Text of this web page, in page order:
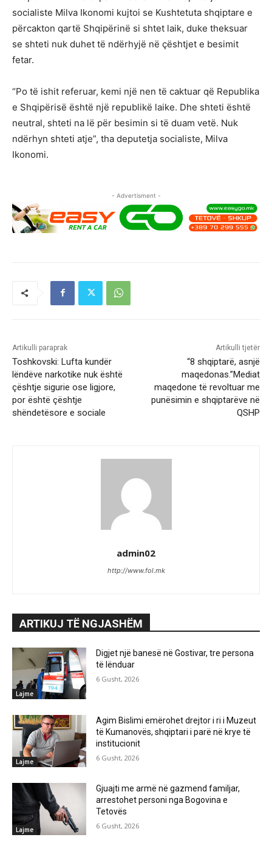
socialiste Milva Ikonomi kujtoi se Kushtetuta shqiptare e
përcakton qartë Shqipërinë si shtet laik, duke theksuar
se shteti nuk duhet të ndërhyjë në çështjet e besimit
fetar.
“Po të ishit referuar, kemi një nen të caktuar që Republika
e Shqipërisë është një republikë laike. Dhe shteti është
neutral, shteti na lë për besimin si të duam vetë. Nuk
ndërhyn shteti atje”, tha deputetja socialiste, Milva
Ikonomi.
- Advertisment -
Artikulli paraprak
Toshkovski: Lufta kundër
lëndëve narkotike nuk është
çështje sigurie ose ligjore,
por është çështje
shëndetësore e sociale
Artikulli tjetër
“8 shqiptarë, asnjë
maqedonas.”Mediat
maqedone të revoltuar me
punësimin e shqiptarëve në
QSHP
admin02
http://www.fol.mk
ARTIKUJ TË NGJASHËM
Lajme
Digjet një banesë në Gostivar, tre persona
të lënduar
6 Gusht, 2026
Lajme
Agim Bislimi emërohet drejtor i ri i Muzeut
të Kumanovës, shqiptari i parë në krye të
institucionit
6 Gusht, 2026
Lajme
Gjuajti me armë në gazmend familjar,
arrestohet personi nga Bogovina e
Tetovës
6 Gusht, 2026